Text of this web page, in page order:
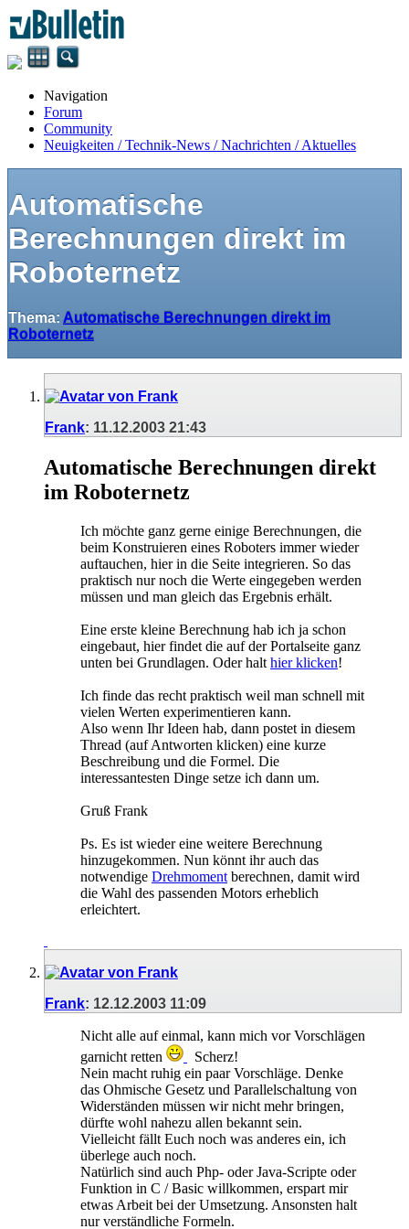
Navigation
Forum
Community
Neuigkeiten / Technik-News / Nachrichten / Aktuelles
Automatische
Berechnungen direkt im
Roboternetz
Thema: Automatische Berechnungen direkt im
Roboternetz
Frank: 11.12.2003 21:43
Automatische Berechnungen direkt
im Roboternetz
Ich möchte ganz gerne einige Berechnungen, die
beim Konstruieren eines Roboters immer wieder
auftauchen, hier in die Seite integrieren. So das
praktisch nur noch die Werte eingegeben werden
müssen und man gleich das Ergebnis erhält.
Eine erste kleine Berechnung hab ich ja schon
eingebaut, hier findet die auf der Portalseite ganz
unten bei Grundlagen. Oder halt hier klicken!
Ich finde das recht praktisch weil man schnell mit
vielen Werten experimentieren kann.
Also wenn Ihr Ideen hab, dann postet in diesem
Thread (auf Antworten klicken) eine kurze
Beschreibung und die Formel. Die
interessantesten Dinge setze ich dann um.
Gruß Frank
Ps. Es ist wieder eine weitere Berechnung
hinzugekommen. Nun könnt ihr auch das
notwendige Drehmoment berechnen, damit wird
die Wahl des passenden Motors erheblich
erleichtert.
Frank: 12.12.2003 11:09
Nicht alle auf einmal, kann mich vor Vorschlägen
garnicht retten
Scherz!
Nein macht ruhig ein paar Vorschläge. Denke
das Ohmische Gesetz und Parallelschaltung von
Widerständen müssen wir nicht mehr bringen,
dürfte wohl nahezu allen bekannt sein.
Vielleicht fällt Euch noch was anderes ein, ich
überlege auch noch.
Natürlich sind auch Php- oder Java-Scripte oder
Funktion in C / Basic willkommen, erspart mir
etwas Arbeit bei der Umsetzung. Ansonsten halt
nur verständliche Formeln.